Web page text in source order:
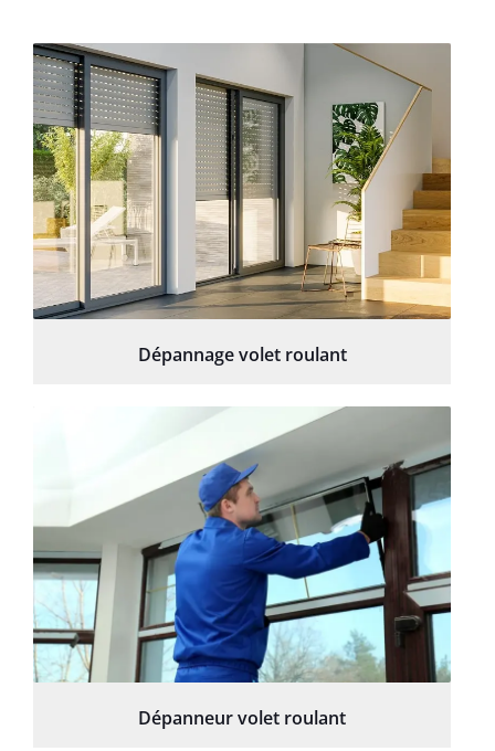
Dépannage volet roulant
Dépanneur volet roulant